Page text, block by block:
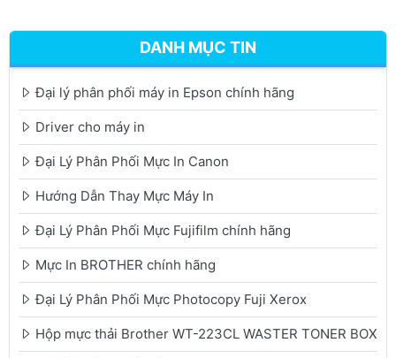
DANH MỤC TIN
Đại lý phân phối máy in Epson chính hãng
Driver cho máy in
Đại Lý Phân Phối Mực In Canon
Hướng Dẫn Thay Mực Máy In
Đại Lý Phân Phối Mực Fujifilm chính hãng
Mực In BROTHER chính hãng
Đại Lý Phân Phối Mực Photocopy Fuji Xerox
Hộp mực thải Brother WT-223CL WASTER TONER BOX